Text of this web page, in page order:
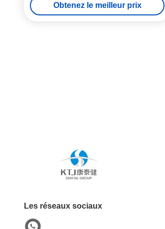
Obtenez le meilleur prix
Les réseaux sociaux